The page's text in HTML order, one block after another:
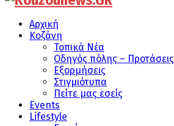
Αρχική
Κοζάνη
Τοπικά Νέα
Οδηγός πόλης – Προτάσεις
Εξορμήσεις
Στιγμιότυπα
Πείτε μας εσείς
Events
Lifestyle